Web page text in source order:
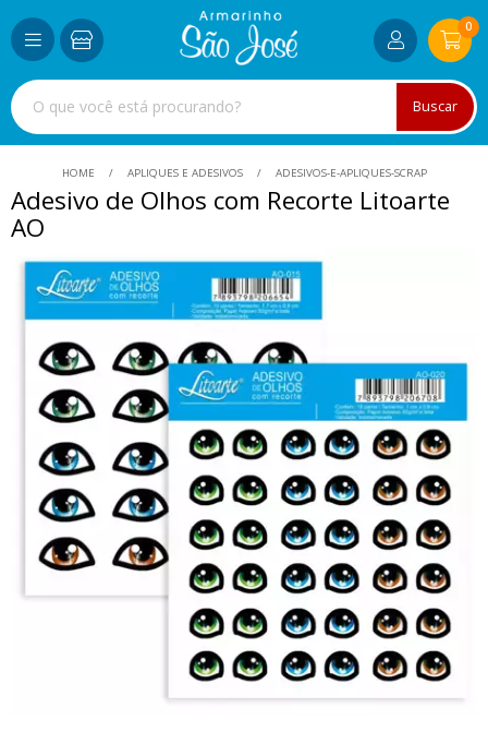
Buscar
0
HOME APLIQUES E ADESIVOS ADESIVOS-E-APLIQUES-SCRAP
Adesivo de Olhos com Recorte Litoarte
AO